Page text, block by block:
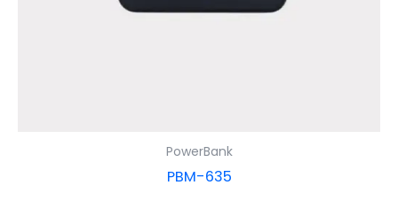
PowerBank
PBM-635